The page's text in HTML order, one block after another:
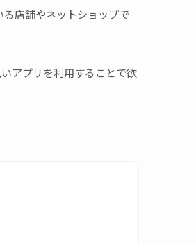
店舗やネットショップで
アプリを利用することで欲